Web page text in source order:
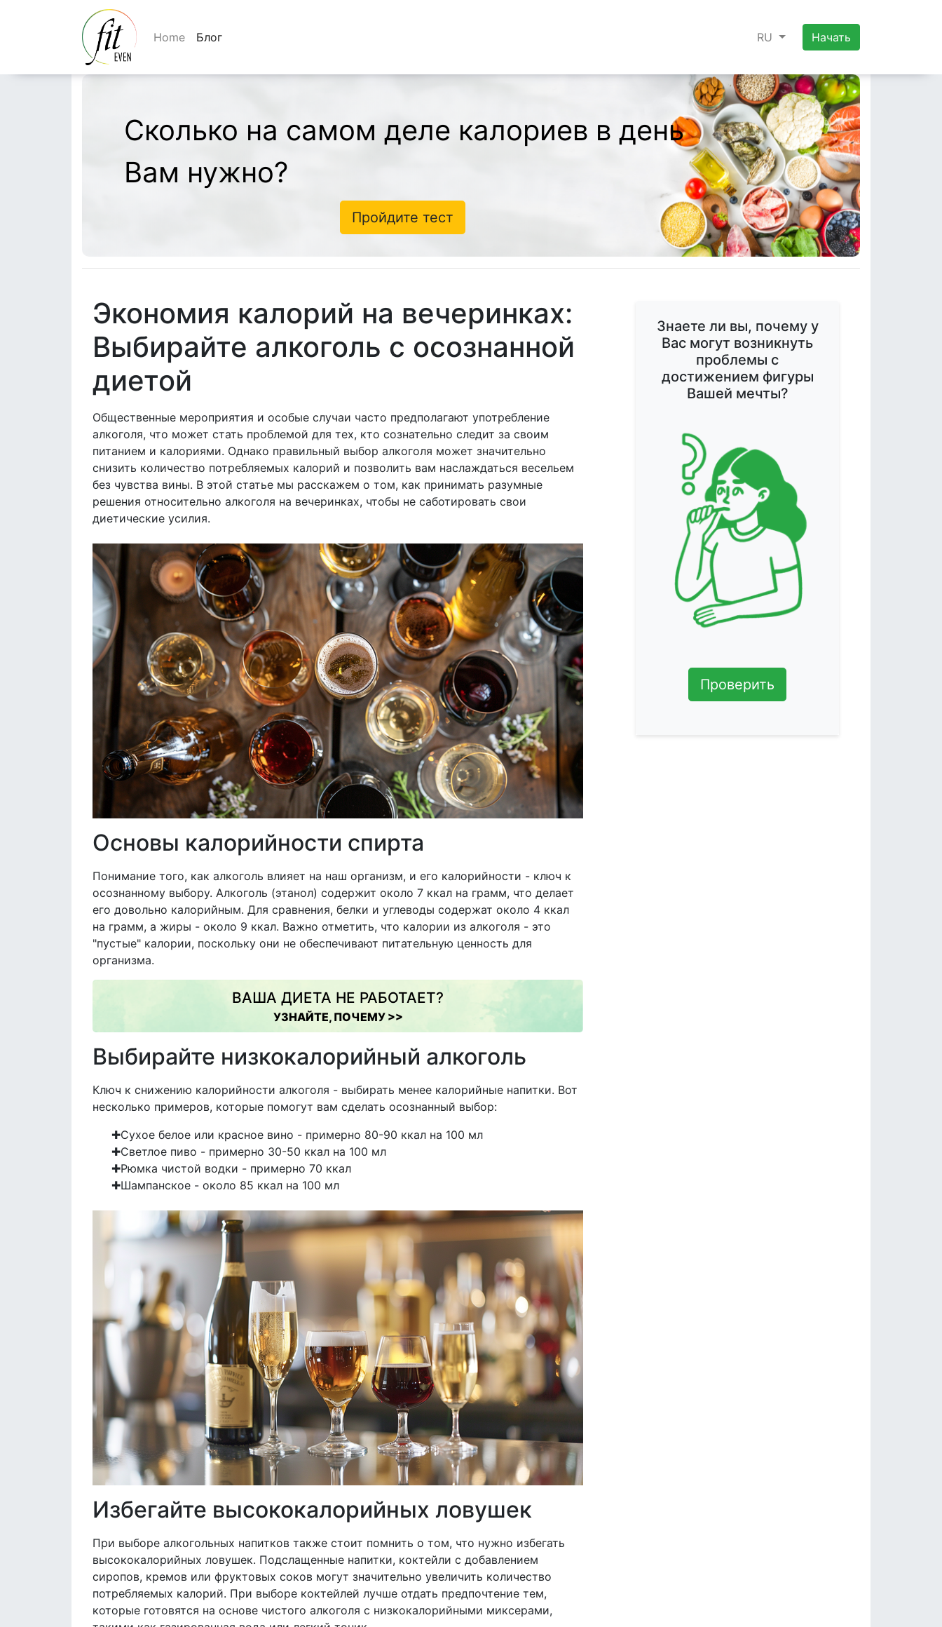
Home Блог RU Начать
Сколько на самом деле калориев в день
Вам нужно?
Пройдите тест
Экономия калорий на вечеринках:
Выбирайте алкоголь с осознанной
диетой
Общественные мероприятия и особые случаи часто предполагают употребление
алкоголя, что может стать проблемой для тех, кто сознательно следит за своим
питанием и калориями. Однако правильный выбор алкоголя может значительно
снизить количество потребляемых калорий и позволить вам наслаждаться весельем
без чувства вины. В этой статье мы расскажем о том, как принимать разумные
решения относительно алкоголя на вечеринках, чтобы не саботировать свои
диетические усилия.
Основы калорийности спирта
Понимание того, как алкоголь влияет на наш организм, и его калорийности - ключ к
осознанному выбору. Алкоголь (этанол) содержит около 7 ккал на грамм, что делает
его довольно калорийным. Для сравнения, белки и углеводы содержат около 4 ккал
на грамм, а жиры - около 9 ккал. Важно отметить, что калории из алкоголя - это
"пустые" калории, поскольку они не обеспечивают питательную ценность для
организма.
ВАША ДИЕТА НЕ РАБОТАЕТ?
УЗНАЙТЕ, ПОЧЕМУ >>
Выбирайте низкокалорийный алкоголь
Ключ к снижению калорийности алкоголя - выбирать менее калорийные напитки. Вот
несколько примеров, которые помогут вам сделать осознанный выбор:
Сухое белое или красное вино - примерно 80-90 ккал на 100 мл
Светлое пиво - примерно 30-50 ккал на 100 мл
Рюмка чистой водки - примерно 70 ккал
Шампанское - около 85 ккал на 100 мл
Избегайте высококалорийных ловушек
При выборе алкогольных напитков также стоит помнить о том, что нужно избегать
высококалорийных ловушек. Подслащенные напитки, коктейли с добавлением
сиропов, кремов или фруктовых соков могут значительно увеличить количество
потребляемых калорий. При выборе коктейлей лучше отдать предпочтение тем,
которые готовятся на основе чистого алкоголя с низкокалорийными миксерами,
Знаете ли вы, почему у
Вас могут возникнуть
проблемы с
достижением фигуры
Вашей мечты?
Проверить